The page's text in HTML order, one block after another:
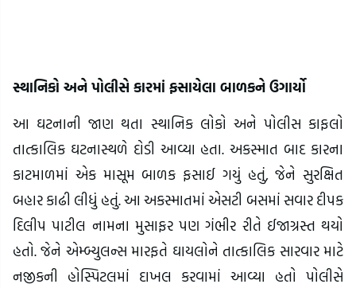
સ્થાનિકો અને પોલીસે કારમાં ફસાયેલા બાળકને ઉગાર્યો
આ ઘટનાની જાણ થતા સ્થાનિક લોકો અને પોલીસ કાફલો
તાત્કાલિક ઘટનાસ્થળે દોડી આવ્યા હતા. અકસ્માત બાદ કારના
કાટમાળમાં એક માસૂમ બાળક ફસાઈ ગયું હતું, જેને સુરક્ષિત
બહાર કાઢી લીધું હતું. આ અકસ્માતમાં એસટી બસમાં સવાર દીપક
દિલીપ પાટીલ નામના મુસાફર પણ ગંભીર રીતે ઈજાગ્રસ્ત થયો
હતો. જેને એમ્બ્યુલન્સ મારફતે ઘાયલોને તાત્કાલિક સારવાર માટે
નજીકની હોસ્પિટલમાં દાખલ કરવામાં આવ્યા હતો પોલીસે